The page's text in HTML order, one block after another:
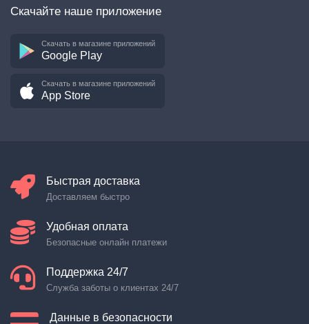
Скачайте наше приложение
Скачать в магазине приложений
Google Play
Скачать в магазине приложений
App Store
Быстрая доставка
Доставляем быстро
Удобная оплата
Безопасные онлайн платежи
Поддержка 24/7
Служба заботы о клиентах 24/7
Данные в безопасности